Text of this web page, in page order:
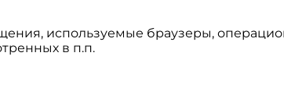
используемые браузеры,
в п.п.